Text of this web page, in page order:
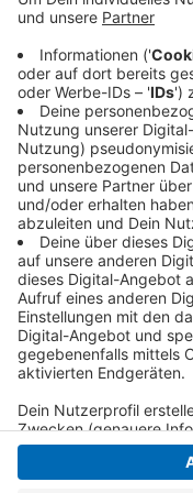
Damit liegt der
Tabellenplatz der
Spiel der Saison
Dann geht es in der
MSV Düsseldorf.
Anzeige